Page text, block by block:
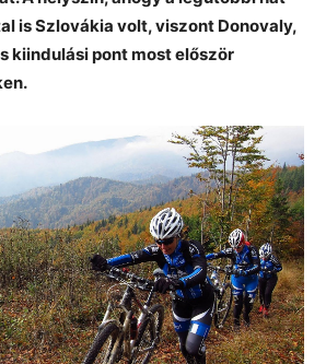
is Szlovákia volt, viszont Donovaly,
kiindulási pont most először